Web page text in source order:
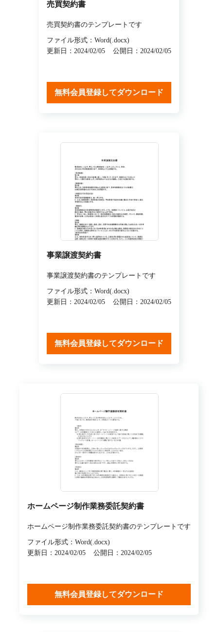
売買契約書
売買契約書のテンプレートです
ファイル形式：Word(.docx)
更新日：2024/02/05
公開日：2024/02/05
無料会員登録してダウンロード
事業譲渡契約書
事業譲渡契約書のテンプレートです
ファイル形式：Word(.docx)
更新日：2024/02/05
公開日：2024/02/05
無料会員登録してダウンロード
ホームページ制作業務委託契約書
ホームページ制作業務委託契約書のテンプレートです
ファイル形式：Word(.docx)
更新日：2024/02/05
公開日：2024/02/05
無料会員登録してダウンロード